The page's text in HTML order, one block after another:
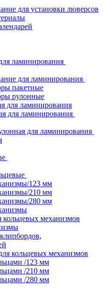
для установки люверсов
ламинирования
для ламинирования
пакетные
рулонные
для ламинирования
для ламинирования
для ламинирования
123 мм
210 мм
280 мм
кольцевых механизмов
кольцевых механизмов
/123 мм
/210 мм
/280 мм